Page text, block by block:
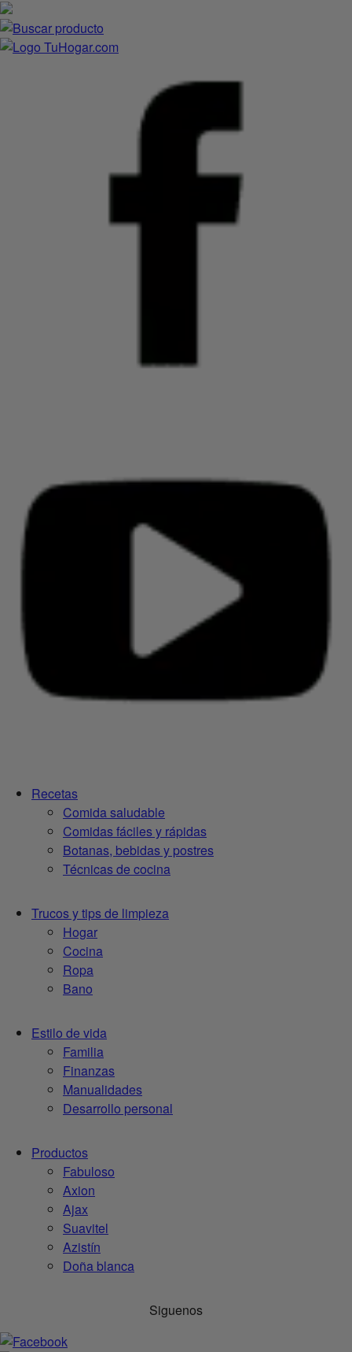
Recetas
Comida saludable
Comidas fáciles y rápidas
Botanas, bebidas y postres
Técnicas de cocina
Trucos y tips de limpieza
Hogar
Cocina
Ropa
Bano
Estilo de vida
Familia
Finanzas
Manualidades
Desarrollo personal
Productos
Fabuloso
Axion
Ajax
Suavitel
Azistín
Doña blanca
Siguenos